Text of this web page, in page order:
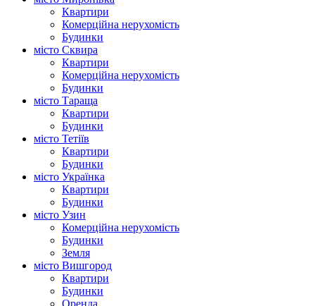
Квартири
Комерційна нерухомість
Будинки
місто Сквира
Квартири
Комерційна нерухомість
Будинки
місто Тараща
Квартири
Будинки
місто Тетіїв
Квартири
Будинки
місто Українка
Квартири
Будинки
місто Узин
Комерційна нерухомість
Будинки
Земля
місто Вишгород
Квартири
Будинки
Оренда